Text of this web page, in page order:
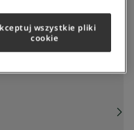
wszystkie pliki
cookie